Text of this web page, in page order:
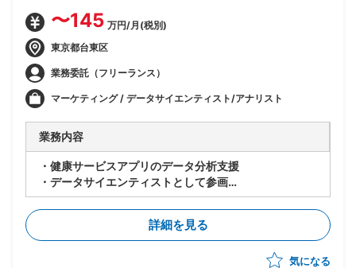
〜145 万円/月(税別)
東京都台東区
業務委託（フリーランス）
マーケティング / データサイエンティスト/アナリスト
業務内容
・健康サービスアプリのデータ分析支援
・データサイエンティストとして参画
・お客様と一緒に要件を詰めて実装から分析まで対応
-ユーザに関わる分析(顧客属性、商品情報、サービス利
-事業貢献に関わる分析(1の分析に加え、当該顧客の
詳細を見る
気になる